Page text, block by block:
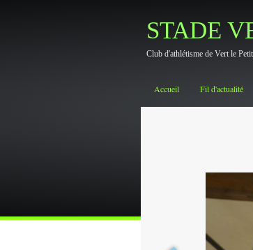
STADE
Club d'athlétisme de Vert le
Accueil Fil d'actualité